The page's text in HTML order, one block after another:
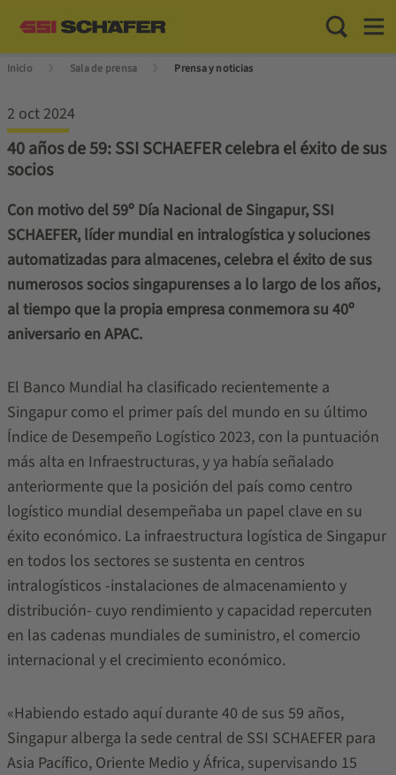
Toggle
Inicio Sala de prensa Prensa y noticias
2 oct 2024
40 años de 59: SSI SCHAEFER celebra el éxito de sus
socios
Con motivo del 59º Día Nacional de Singapur, SSI
SCHAEFER, líder mundial en intralogística y soluciones
automatizadas para almacenes, celebra el éxito de sus
numerosos socios singapurenses a lo largo de los años,
al tiempo que la propia empresa conmemora su 40º
aniversario en APAC.
El Banco Mundial ha clasificado recientemente a
Singapur como el primer país del mundo en su último
Índice de Desempeño Logístico 2023, con la puntuación
más alta en Infraestructuras, y ya había señalado
anteriormente que la posición del país como centro
logístico mundial desempeñaba un papel clave en su
éxito económico. La infraestructura logística de Singapur
en todos los sectores se sustenta en centros
intralogísticos -instalaciones de almacenamiento y
distribución- cuyo rendimiento y capacidad repercuten
en las cadenas mundiales de suministro, el comercio
internacional y el crecimiento económico.
«Habiendo estado aquí durante 40 de sus 59 años,
Singapur alberga la sede central de SSI SCHAEFER para
Asia Pacífico, Oriente Medio y África, supervisando 15